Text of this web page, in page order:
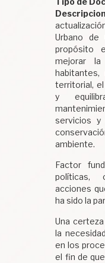
Descripcion
Urbano de
propósito
mejorar
territorial,
y
servicios y
ambiente.
Factor
políticas,
acciones
ha sido la
Una
la
en los
el fin de